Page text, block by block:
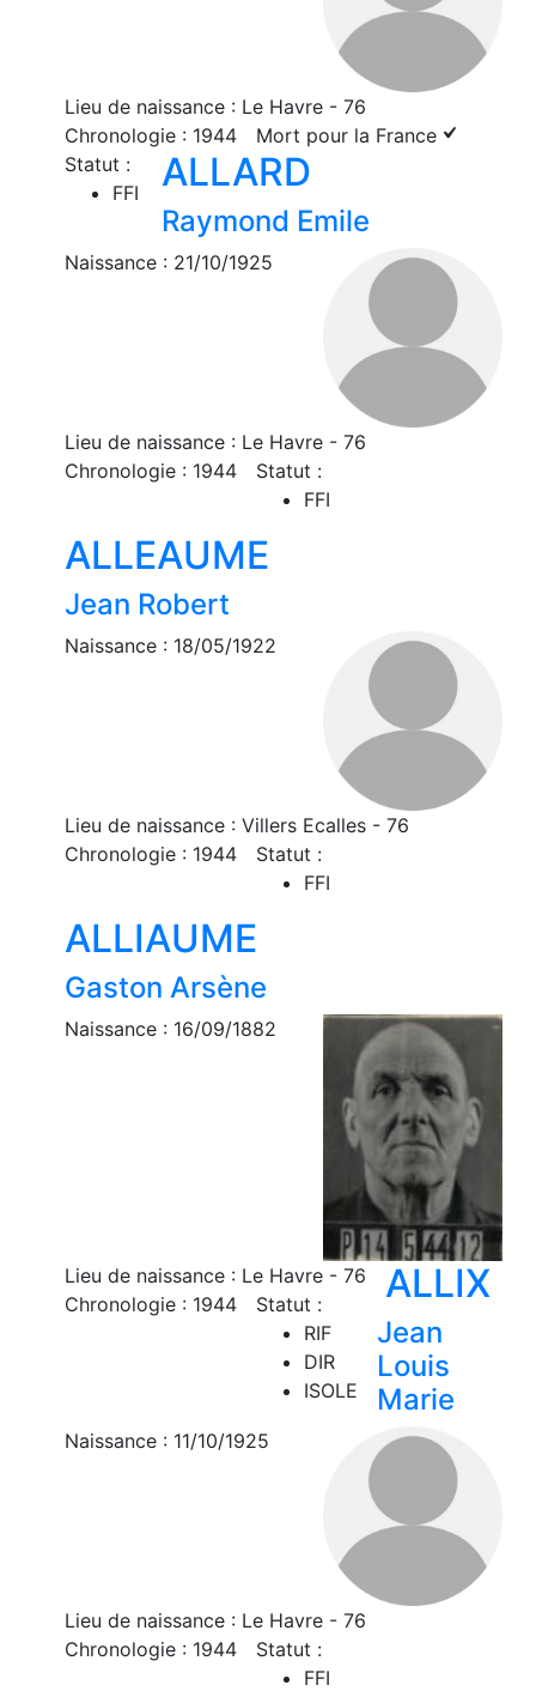
Lieu de naissance : Le Havre - 76
Chronologie : 1944
Mort pour la France
Statut :
FFI
ALLARD
Raymond Emile
Naissance : 21/10/1925
Lieu de naissance : Le Havre - 76
Chronologie : 1944
Statut :
FFI
ALLEAUME
Jean Robert
Naissance : 18/05/1922
Lieu de naissance : Villers Ecalles - 76
Chronologie : 1944
Statut :
FFI
ALLIAUME
Gaston Arsène
Naissance : 16/09/1882
Lieu de naissance : Le Havre - 76
Chronologie : 1944
Statut :
RIF
DIR
ISOLE
ALLIX
Jean
Louis
Marie
Naissance : 11/10/1925
Lieu de naissance : Le Havre - 76
Chronologie : 1944
Statut :
FFI